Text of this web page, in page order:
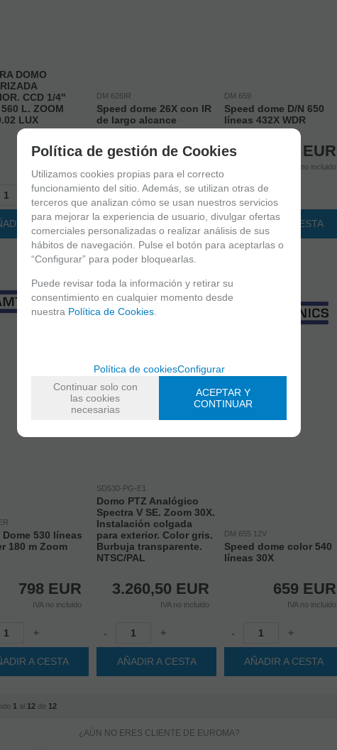
DOMO
CCD 1/4"
560 L. ZOOM
LUX
425 EUR
+
A CESTA
DM 626IR
Speed dome 26X con IR
de largo alcance
639 EUR
- +
AÑADIR A CESTA
DM 659
Speed dome D/N 650
líneas 432X WDR
EUR
IVA no incluido
-
AÑADIR A CESTA
Dome 530 líneas
180 m Zoom
798 EUR
IVA no incluido
+
A CESTA
SD530-PG-E1
Domo PTZ Analógico
Spectra V SE. Zoom 30X.
Instalación colgada
para exterior. Color gris.
Burbuja transparente.
NTSC/PAL
3.260,50 EUR
IVA no incluido
- +
AÑADIR A CESTA
DM 655 12V
Speed dome color 540
líneas 30X
659 EUR
IVA no incluido
- +
AÑADIR A CESTA
1 al 12 de 12
¿AÚN NO ERES CLIENTE DE EUROMA?
Política de gestión de Cookies
Utilizamos cookies propias para el correcto
funcionamiento del sitio. Además, se utilizan otras de
terceros que analizan cómo se usan nuestros servicios
para mejorar la experiencia de usuario, divulgar ofertas
comerciales personalizadas o realizar análisis de sus
hábitos de navegación. Pulse el botón para aceptarlas o
“Configurar” para poder bloquearlas.
Puede revisar toda la información y retirar su
consentimiento en cualquier momento desde
nuestra Política de Cookies
Política de cookiesConfigurar
Continuar solo con
las cookies
necesarias
ACEPTAR Y
CONTINUAR